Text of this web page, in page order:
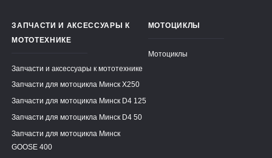
ЗАПЧАСТИ И АКСЕССУАРЫ К
МОТОТЕХНИКЕ
Запчасти и аксессуары к мототехнике
Запчасти для мотоцикла Минск X250
Запчасти для мотоцикла Минск D4 125
Запчасти для мотоцикла Минск D4 50
Запчасти для мотоцикла Минск
GOOSE 400
МОТОЦИКЛЫ
Мотоциклы